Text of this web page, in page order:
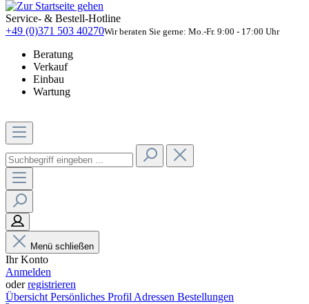
Service- & Bestell-Hotline
+49 (0)371 503 40270Wir beraten Sie gerne: Mo.-Fr. 9:00 - 17:00 Uhr
Beratung
Verkauf
Einbau
Wartung
Menü schließen
Ihr Konto
Anmelden
oderregistrieren
Übersicht Persönliches Profil Adressen Bestellungen